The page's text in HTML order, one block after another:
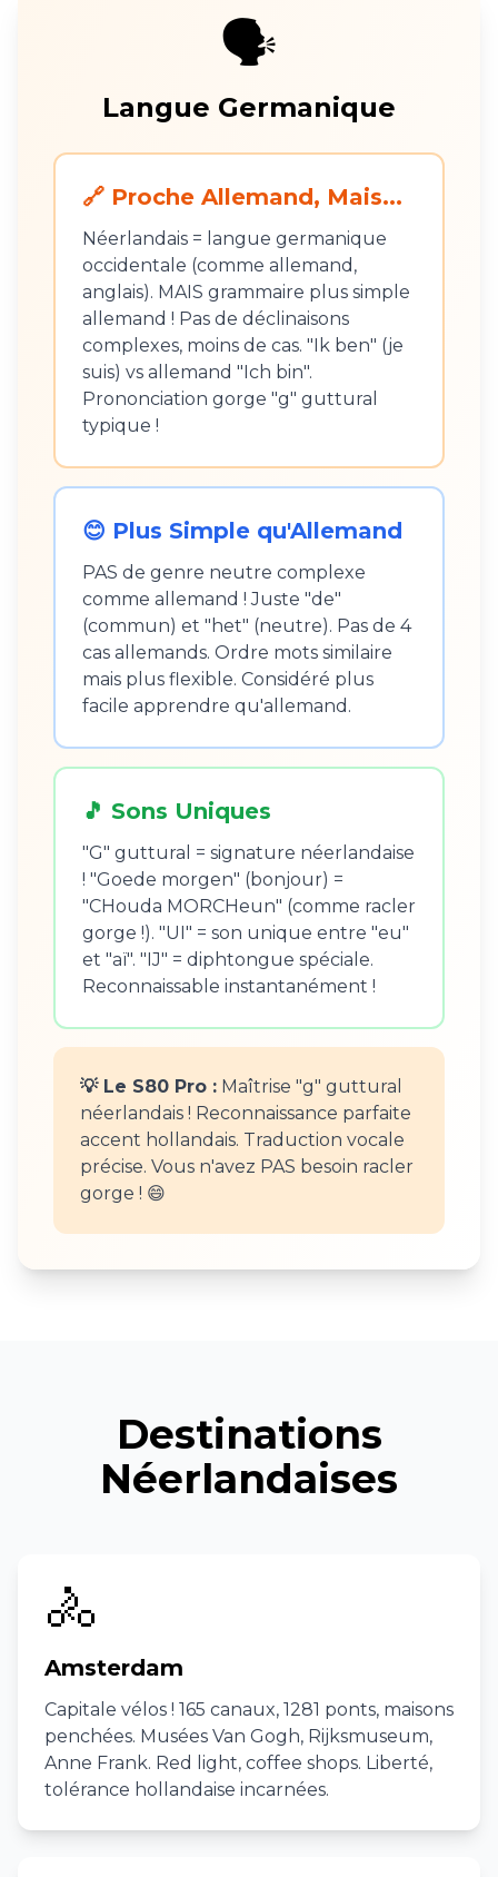
🗣️
Langue Germanique
🔗 Proche Allemand, Mais...
Néerlandais = langue germanique
occidentale (comme allemand,
anglais). MAIS grammaire plus simple
allemand ! Pas de déclinaisons
complexes, moins de cas. "Ik ben" (je
suis) vs allemand "Ich bin".
Prononciation gorge "g" guttural
typique !
😊 Plus Simple qu'Allemand
PAS de genre neutre complexe
comme allemand ! Juste "de"
(commun) et "het" (neutre). Pas de 4
cas allemands. Ordre mots similaire
mais plus flexible. Considéré plus
facile apprendre qu'allemand.
🎵 Sons Uniques
"G" guttural = signature néerlandaise
! "Goede morgen" (bonjour) =
"CHouda MORCHeun" (comme racler
gorge !). "UI" = son unique entre "eu"
et "aï". "IJ" = diphtongue spéciale.
Reconnaissable instantanément !
💡 Le S80 Pro : Maîtrise "g" guttural
néerlandais ! Reconnaissance parfaite
accent hollandais. Traduction vocale
précise. Vous n'avez PAS besoin racler
gorge ! 😄
Destinations
Néerlandaises
🚴
Amsterdam
Capitale vélos ! 165 canaux, 1281 ponts, maisons
penchées. Musées Van Gogh, Rijksmuseum,
Anne Frank. Red light, coffee shops. Liberté,
tolérance hollandaise incarnées.